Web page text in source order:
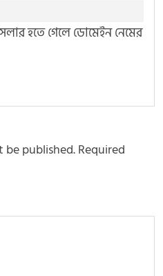
হতে গেলে ডোমেইন নেমের
be published.Required